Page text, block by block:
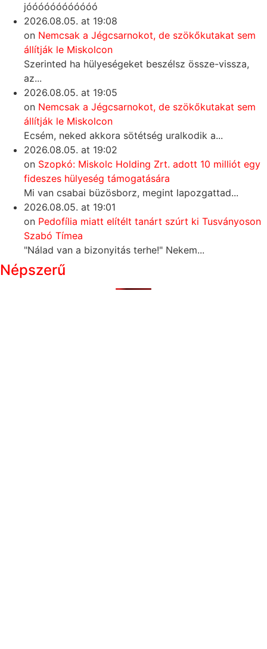
jóóóóóóóóóóóó
2026.08.05. at 19:08
on Nemcsak a Jégcsarnokot, de szökőkutakat sem
állítják le Miskolcon
Szerinted ha hülyeségeket beszélsz össze-vissza,
az...
2026.08.05. at 19:05
on Nemcsak a Jégcsarnokot, de szökőkutakat sem
állítják le Miskolcon
Ecsém, neked akkora sötétség uralkodik a...
2026.08.05. at 19:02
on Szopkó: Miskolc Holding Zrt. adott 10 milliót egy
fideszes hülyeség támogatására
Mi van csabai büzösborz, megint lapozgattad...
2026.08.05. at 19:01
on Pedofília miatt elítélt tanárt szúrt ki Tusványoson
Szabó Tímea
"Nálad van a bizonyitás terhe!" Nekem...
Népszerű